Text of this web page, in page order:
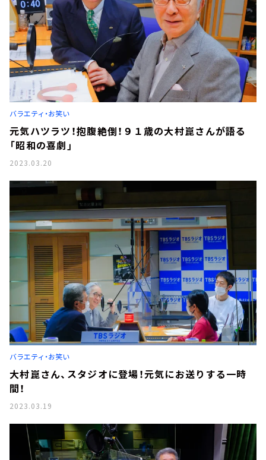
バラエティ・お笑い
元気ハツラツ！抱腹絶倒！９１歳の大村崑さんが語る
「昭和の喜劇」
2023.03.20
バラエティ・お笑い
大村崑さん、スタジオに登場！元気にお送りする一時
間！
2023.03.19